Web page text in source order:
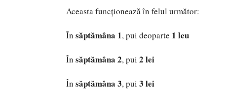
Aceasta funcționează în felul următor:
În săptămâna 1, pui deoparte 1 leu
În săptămâna 2, pui 2 lei
În săptămâna 3, pui 3 lei